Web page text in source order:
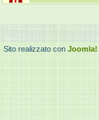
Sito realizzato con Joomla!